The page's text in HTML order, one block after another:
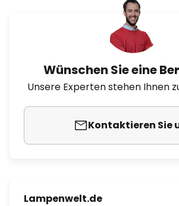
Wünschen Sie eine
Unsere Experten stehen Ihnen
Kontaktieren Sie
Lampenwelt.de